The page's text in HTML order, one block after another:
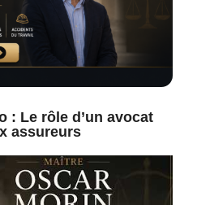
: Le rôle d’un avocat
assureurs